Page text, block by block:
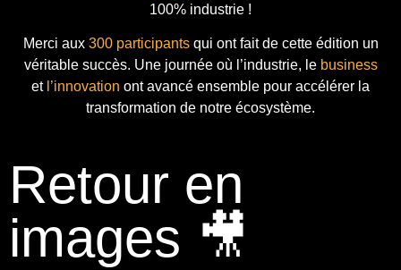
100% industrie !
Merci aux 300 participantsqui ont fait de cette édition un
véritable succès. Une journée où l’industrie, le business
et l’innovation ont avancé ensemble pour accélérer la
transformation de notre écosystème.
Retour en
images 🎥